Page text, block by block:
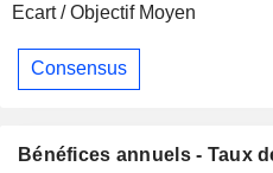
Ecart / Objectif Moyen
Consensus
Bénéfices annuels - Taux